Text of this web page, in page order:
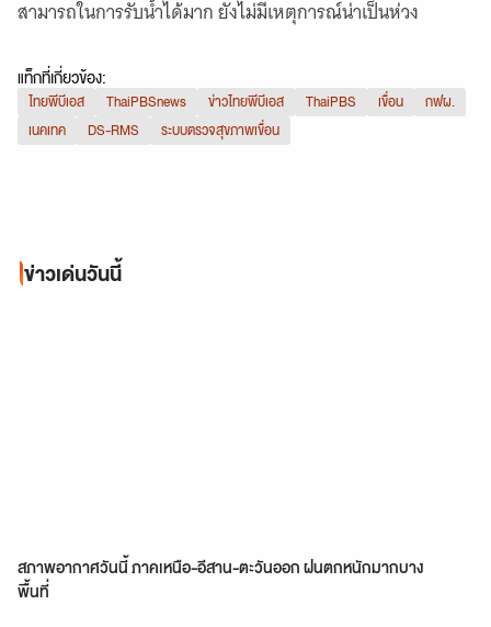
สามารถในการรับน้ำได้มาก ยังไม่มีเหตุการณ์น่าเป็นห่วง
แท็กที่เกี่ยวข้อง:
ไทยพีบีเอส ThaiPBSnews ข่าวไทยพีบีเอส ThaiPBS เขื่อน
กฟผ.
เนคเทค
DS-RMS ระบบตรวจสุขภาพเขื่อน
ข่าวเด่นวันนี้
สภาพอากาศวันนี้ ภาคเหนือ-อีสาน-ตะวันออก ฝนตกหนักมากบาง
พื้นที่